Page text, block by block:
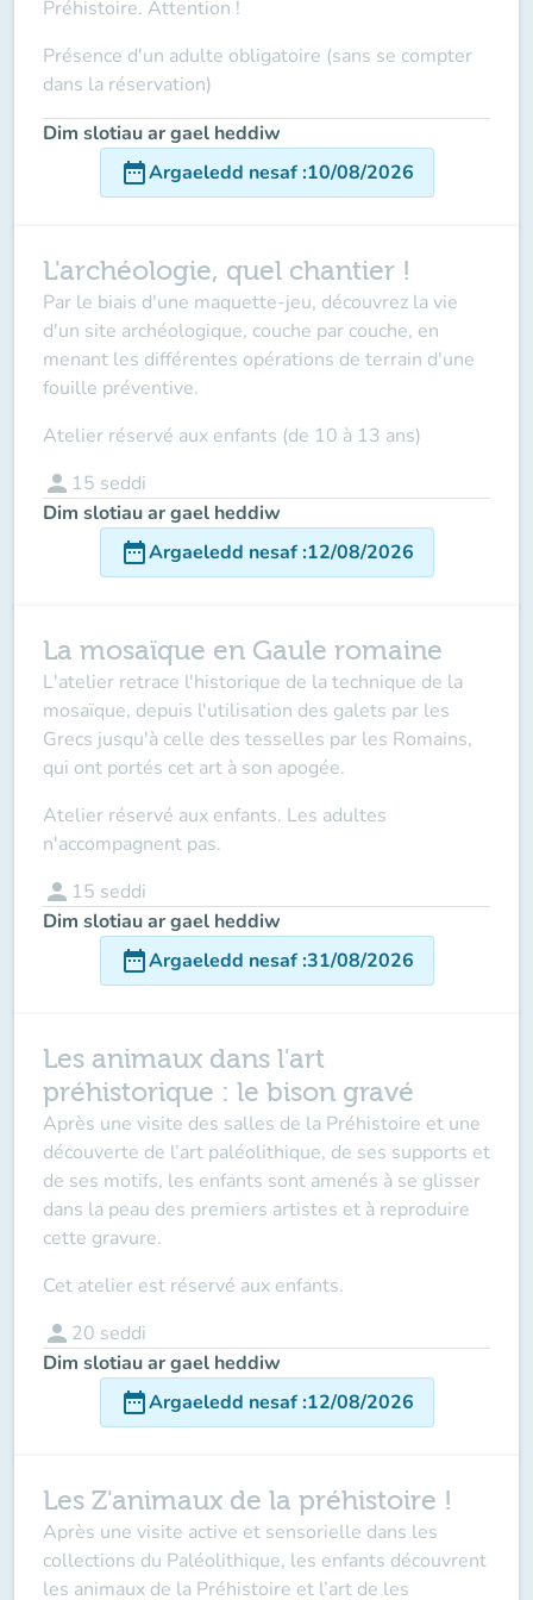
Préhistoire. Attention !
Présence d'un adulte obligatoire (sans se compter
dans la réservation)
Dim slotiau ar gael heddiw
date_rangeArgaeledd nesaf:10/08/2026
L'archéologie, quel chantier !
Par le biais d'une maquette-jeu, découvrez la vie
d'un site archéologique, couche par couche, en
menant les différentes opérations de terrain d'une
fouille préventive.
Atelier réservé aux enfants (de 10 à 13 ans)
person 15 seddi
Dim slotiau ar gael heddiw
date_rangeArgaeledd nesaf:12/08/2026
La mosaïque en Gaule romaine
L'atelier retrace l'historique de la technique de la
mosaïque, depuis l'utilisation des galets par les
Grecs jusqu'à celle des tesselles par les Romains,
qui ont portés cet art à son apogée.
Atelier réservé aux enfants. Les adultes
n'accompagnent pas.
person 15 seddi
Dim slotiau ar gael heddiw
date_rangeArgaeledd nesaf:31/08/2026
Les animaux dans l'art
préhistorique : le bison gravé
Après une visite des salles de la Préhistoire et une
découverte de l’art paléolithique, de ses supports et
de ses motifs, les enfants sont amenés à se glisser
dans la peau des premiers artistes et à reproduire
cette gravure.
Cet atelier est réservé aux enfants.
person 20 seddi
Dim slotiau ar gael heddiw
date_rangeArgaeledd nesaf:12/08/2026
Les Z'animaux de la préhistoire !
Après une visite active et sensorielle dans les
collections du Paléolithique, les enfants découvrent
les animaux de la Préhistoire et l’art de les